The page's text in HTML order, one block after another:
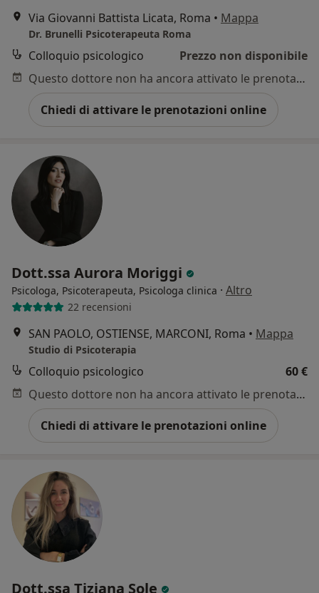
Via Giovanni Battista Licata, Roma • Mappa
Dr. Brunelli Psicoterapeuta Roma
Colloquio psicologico
Prezzo non disponibile
Questo dottore non ha ancora attivato le prenotazioni online presso questo indirizzo.
Chiedi di attivare le prenotazioni online
Dott.ssa Aurora Moriggi
Psicologa, Psicoterapeuta, Psicologa clinica · Altro
22 recensioni
SAN PAOLO, OSTIENSE, MARCONI, Roma • Mappa
Studio di Psicoterapia
Colloquio psicologico
60 €
Questo dottore non ha ancora attivato le prenotazioni online presso questo indirizzo.
Chiedi di attivare le prenotazioni online
Dott.ssa Tiziana Sole